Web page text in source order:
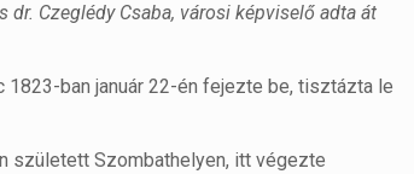
Czeglédy Csaba, városi képviselő adta át
1823-ban január 22-én fejezte be, tisztázta le
született Szombathelyen, itt végezte